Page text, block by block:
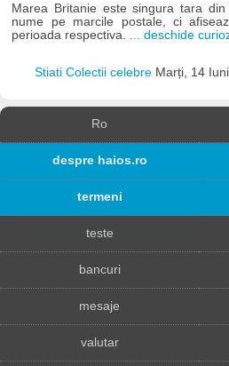
Marea Britanie este singura tara
nume pe marcile postale, ci
perioada respectiva.
... deschide
Stiati Colectii celebre Marți, 14
Ro
despre haios.ro
termeni
teste
bancuri
mesaje
valutar